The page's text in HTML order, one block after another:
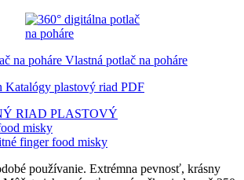
Vlastná potlač na poháre
Katalógy plastový riad PDF
RIAD PLASTOVÝ
misky
finger food misky
používanie. Extrémna pevnosť, krásny